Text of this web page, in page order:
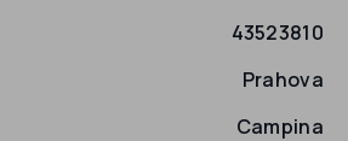
43523810
Prahova
Campina